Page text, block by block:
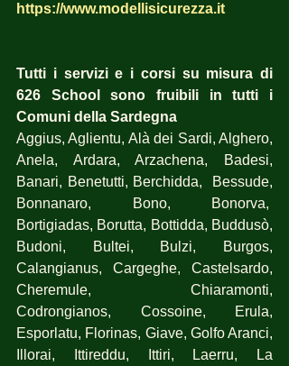
https://www.modellisicurezza.it
Tutti i servizi e i corsi su misura di
626 School sono fruibili in tutti i
Comuni della Sardegna
Aggius, Aglientu, Alà dei Sardi, Alghero,
Anela, Ardara, Arzachena, Badesi,
Banari, Benetutti, Berchidda,  Bessude,
Bonnanaro, Bono, Bonorva,
Bortigiadas, Borutta, Bottidda, Buddusò,
Budoni, Bultei, Bulzi, Burgos,
Calangianus, Cargeghe, Castelsardo,
Cheremule, Chiaramonti,
Codrongianos, Cossoine, Erula,
Esporlatu, Florinas, Giave, Golfo Aranci,
Illorai, Ittireddu, Ittiri, Laerru, La